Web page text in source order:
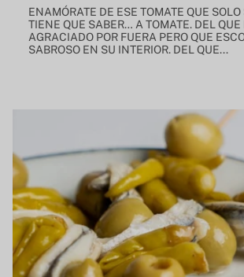
ENAMÓRATE DE ESE TOMATE QUE
TIENE QUE SABER… A TOMATE. DEL QUE
AGRACIADO POR FUERA PERO QUE
SABROSO EN SU INTERIOR. DEL QUE...